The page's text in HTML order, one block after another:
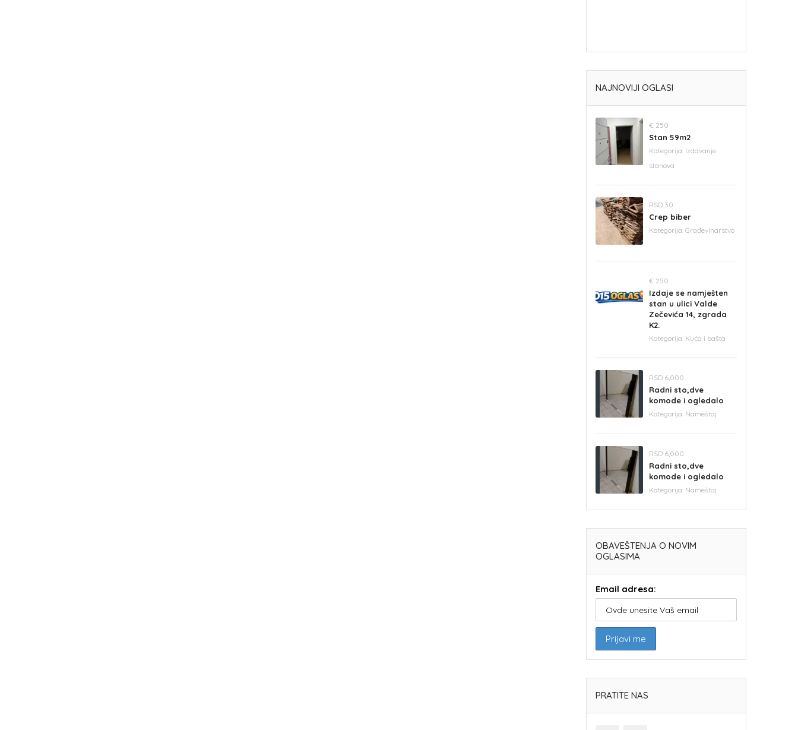
NAJNOVIJI OGLASI
€ 250
Stan 59m2
Kategorija: Izdavanje
stanova
RSD 30
Crep biber
Kategorija: Građevinarstvo
€ 250
Izdaje se namješten
stan u ulici Valde
Zečevića 14, zgrada
K2.
Kategorija: Kuća i bašta
RSD 6,000
Radni sto,dve
komode i ogledalo
Kategorija: Nameštaj
RSD 6,000
Radni sto,dve
komode i ogledalo
Kategorija: Nameštaj
OBAVEŠTENJA O NOVIM
OGLASIMA
Email adresa:
PRATITE NAS